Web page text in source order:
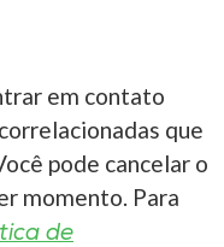
em contato
que
pode cancelar o
momento. Para
de